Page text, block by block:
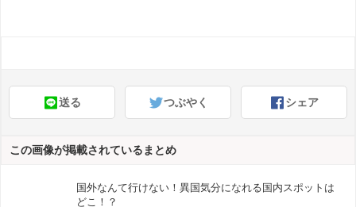
送る つぶやく シェア
この画像が掲載されているまとめ
国外なんて行けない！異国気分になれる国内スポットは
どこ！？